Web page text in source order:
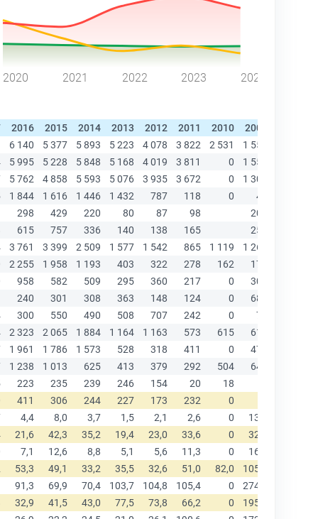
2020 2021 2022 2023 2024
2016 2015 2014 2013 2012 2011 2010 2009